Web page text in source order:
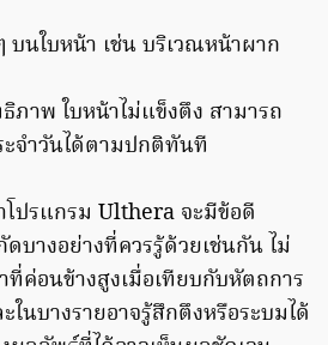
บนใบหน้า เช่น บริเวณหน้าผาก
ภาพ ใบหน้าไม่แข็งตึง สามารถ
จำวันได้ตามปกติทันที
โปรแกรม Ulthera จะมีข้อดี
บางอย่างที่ควรรู้ด้วยเช่นกัน ไม่
ที่ค่อนข้างสูงเมื่อเทียบกับหัตถการ
นบางรายอาจรู้สึกตึงหรือระบมได้